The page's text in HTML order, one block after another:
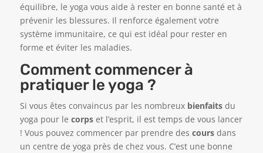
équilibre, le yoga vous aide à rester en bonne santé et à
prévenir les blessures. Il renforce également votre
système immunitaire, ce qui est idéal pour rester en
forme et éviter les maladies.
Comment commencer à
pratiquer le yoga ?
Si vous êtes convaincus par les nombreux bienfaitsdu
yoga pour le corpset l’esprit, il est temps de vous lancer
! Vous pouvez commencer par prendre des coursdans
un centre de yoga près de chez vous. C’est une bonne